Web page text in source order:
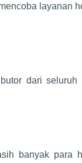
layanan
dari seluruh
banyak para